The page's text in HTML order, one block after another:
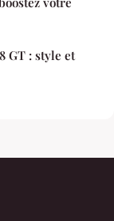
GT : style et